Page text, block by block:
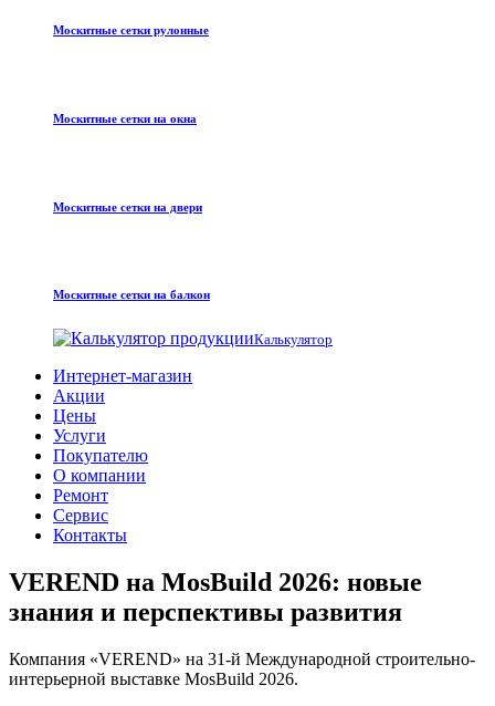
Москитные сетки рулонные
Москитные сетки на окна
Москитные сетки на двери
Москитные сетки на балкон
Калькулятор
Интернет-магазин
Акции
Цены
Услуги
Покупателю
О компании
Ремонт
Сервис
Контакты
VEREND на MosBuild 2026: новые
знания и перспективы развития
Компания «VEREND» на 31-й Международной строительно-
интерьерной выставке MosBuild 2026.